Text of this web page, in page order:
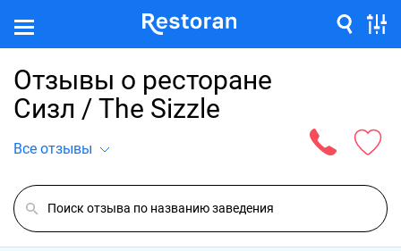
Отзывы о ресторане
Сизл / The Sizzle
Все отзывы